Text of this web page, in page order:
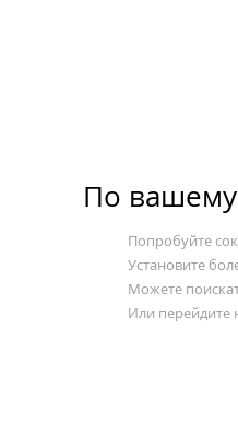
По вашему
Попробуйте
Установите
Можете
Или перейдите